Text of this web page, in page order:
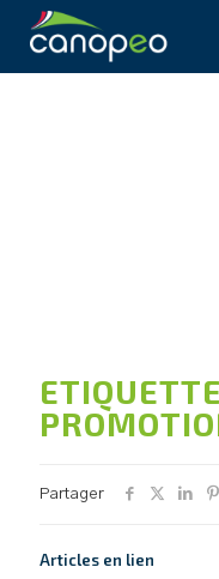
Partager
Articles en lien